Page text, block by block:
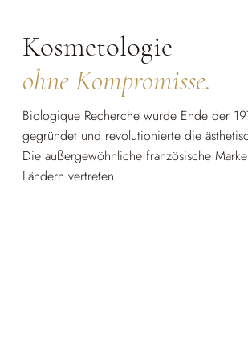
Kosmetologie
ohne Kompromisse.
Biologique Recherche wurde Ende der
gegründet und revolutionierte die
Die außergewöhnliche französische
Ländern vertreten.